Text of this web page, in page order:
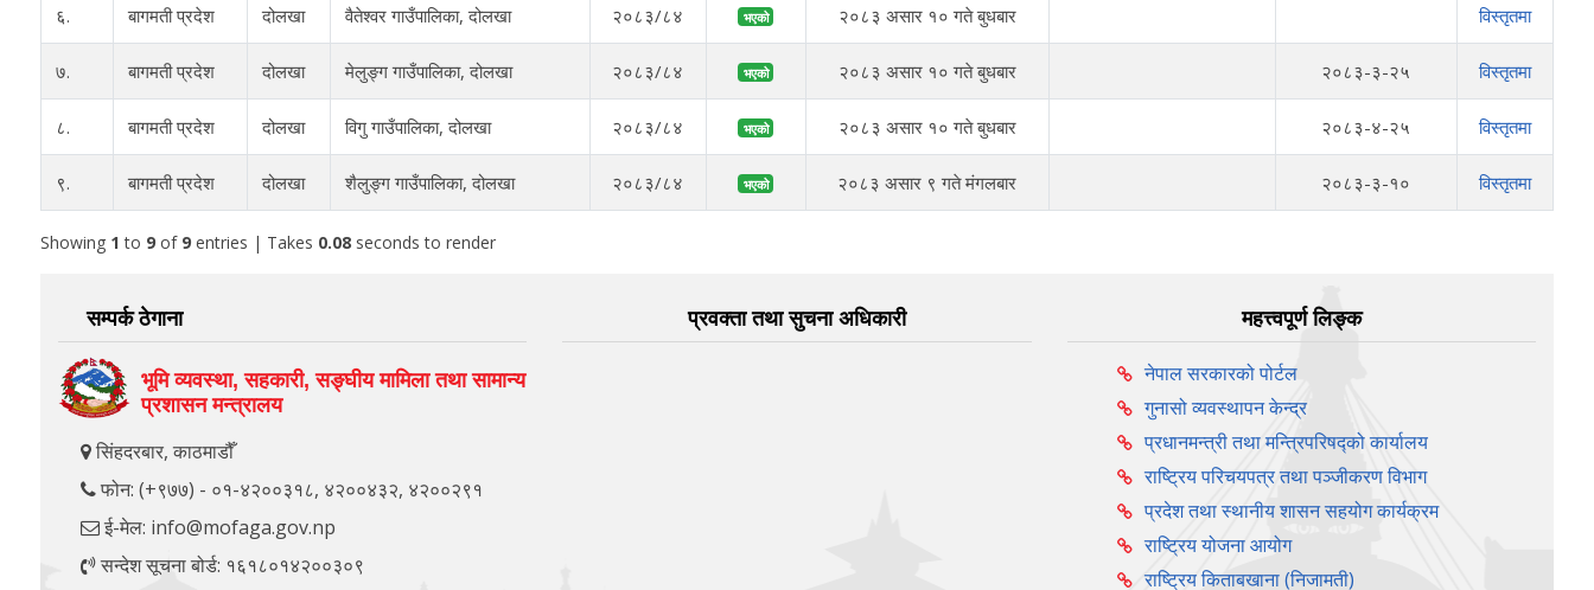
६. बागमती प्रदेश दोलखा वैतेश्वर गाउँपालिका, दोलखा २०८३/८४ भएको २०८३ असार १० गते बुधबार विस्तृतमा
७. बागमती प्रदेश दोलखा मेलुङ्ग गाउँपालिका, दोलखा २०८३/८४ भएको २०८३ असार १० गते बुधबार २०८३-३-२५ विस्तृतमा
८. बागमती प्रदेश दोलखा विगु गाउँपालिका, दोलखा २०८३/८४ भएको २०८३ असार १० गते बुधबार २०८३-४-२५ विस्तृतमा
९. बागमती प्रदेश दोलखा शैलुङ्ग गाउँपालिका, दोलखा २०८३/८४ भएको २०८३ असार ९ गते मंगलबार २०८३-३-१० विस्तृतमा
Showing 1 to 9 of 9entries | Takes 0.08seconds to render
सम्पर्क ठेगाना
भूमि व्यवस्था, सहकारी, सङ्‍घीय मामिला तथा सामान्य
प्रशासन मन्त्रालय
सिंहदरबार, काठमाडौँ
फोन: (+९७७) - ०१-४२००३१८, ४२००४३२, ४२००२९१
ई-मेल: info@mofaga.gov.np
सन्देश सूचना बोर्ड: १६१८०१४२००३०९
प्रवक्ता तथा सुचना अधिकारी महत्त्वपूर्ण लिङ्क
नेपाल सरकारको पोर्टल
गुनासो व्यवस्थापन केन्द्र
प्रधानमन्त्री तथा मन्त्रिपरिषद्को कार्यालय
राष्ट्रिय परिचयपत्र तथा पञ्‍जीकरण विभाग
प्रदेश तथा स्थानीय शासन सहयोग कार्यक्रम
राष्ट्रिय योजना आयोग
राष्ट्रिय किताबखाना (निजामती)